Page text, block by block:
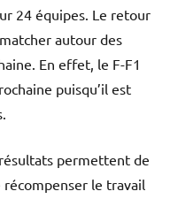
24 équipes. Le retour
autour des
En effet, le F-F1
puisqu’il est
permettent de
le travail